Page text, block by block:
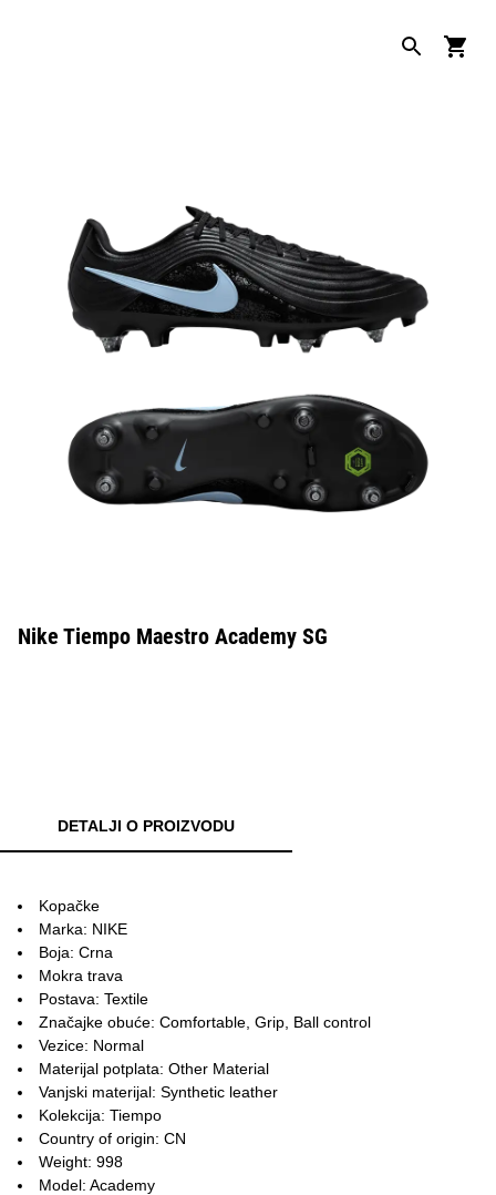
Nike Tiempo Maestro Academy SG
DETALJI O PROIZVODU
Kopačke
Marka: NIKE
Boja: Crna
Mokra trava
Postava: Textile
Značajke obuće: Comfortable, Grip, Ball control
Vezice: Normal
Materijal potplata: Other Material
Vanjski materijal: Synthetic leather
Kolekcija: Tiempo
Country of origin: CN
Weight: 998
Model: Academy